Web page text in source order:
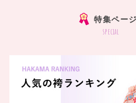
特集ページ
special